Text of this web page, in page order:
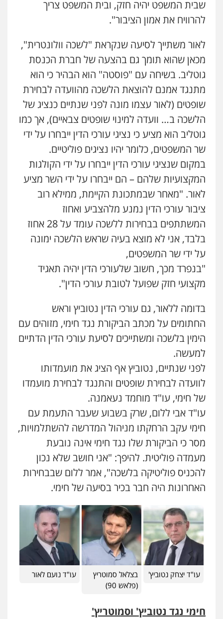
שבית המשפט יהיה חזק, ובית המשפט צריך
להרוויח את אמון הציבור".
לאור משתייך לסיעה שנקראת "לשכה וולונטרית",
מכאן שהוא תומך גם בהצעה של חברת הכנסת
גוטליב. בשיחה עם "פוסטה" הוא הבהיר כי הוא
מתנגד אמנם להוצאת הלשכה מהוועדה לבחירת
שופטים (לאור עצמו מונה לפני שנתיים כנציג של
הלשכה ב… וועדה למינוי שופטים צבאיים), אך כמו
גוטליב הוא מציע כי נציגי עורכי הדין ייבחרו על ידי
שר המשפטים, כלומר יהיו נציגים פוליטיים.
במקום שנציגי עורכי הדין ייבחרו על ידי הקולגות
המקצועיות שלהם – הם ייבחרו על ידי השר מציע
לאור. "מאחר שבמתכונת הקיימת, ממילא רוב
ציבור עורכי הדין נמנע מלהצביע ואחוז
המשתתפים בבחירות ללשכה עומד על 28 אחוז
בלבד, אני לא מוצא בעיה שראש הלשכה ימונה
על ידי שר המשפטים,
"בנפרד מכך, חשוב שלעורכי הדין יהיה תאגיד
מקצועי חזק שפועל לטובת עורכי הדין".
בדומה ללאור, גם עורכי הדין נטוביץ וראש
החתומים על מכתב הביקורת נגד חימי, מזוהים עם
הימין בלשכה ומשתייכים לסיעת עורכי הדין הדתיים
למעשה.
לפני שנתיים, נטוביץ אף הציג את מועמדותו
לוועדה לבחירת שופטים והתנגד לבחירת מועמדו
של חימי, עו"ד מוחמד נעאמנה.
עו"ד אבי ללום, שרק בשבוע שעבר התעמת עם
חימי עקב הרחקתו מניהול המדרשה להשתלמויות,
מסר כי הביקורת שלו נגד חימי אינה נובעת
מעמדה פוליטית. להיפך: "אני חושב שלא נכון
להכניס פוליטיקה בלשכה", אמר ללום שבבחירות
האחרונות היה חבר בכיר בסיעה של חימי.
עו"ד יצחק נטוביץ'
בצלאל סמוטריץ
(פלאש 90)
עו"ד נועם לאור
חימי נגד נטוביץ' וסמוטריץ'